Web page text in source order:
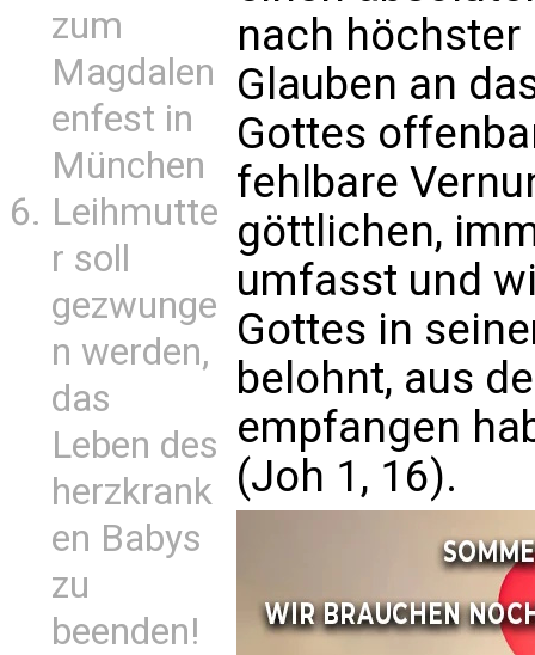
zum
Magdalen
enfest in
München
Leihmutte
r soll
gezwunge
n werden,
das
Leben des
herzkrank
en Babys
zu
beenden!
nach höchster
Glauben an
Gottes
fehlbare
göttlichen,
umfasst und
Gottes in
belohnt, aus
empfangen
(Joh 1, 16).